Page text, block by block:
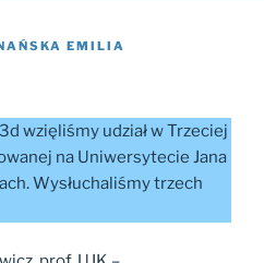
EMILIA
wzięliśmy udział w Trzeciej
na Uniwersytecie Jana
Wysłuchaliśmy trzech